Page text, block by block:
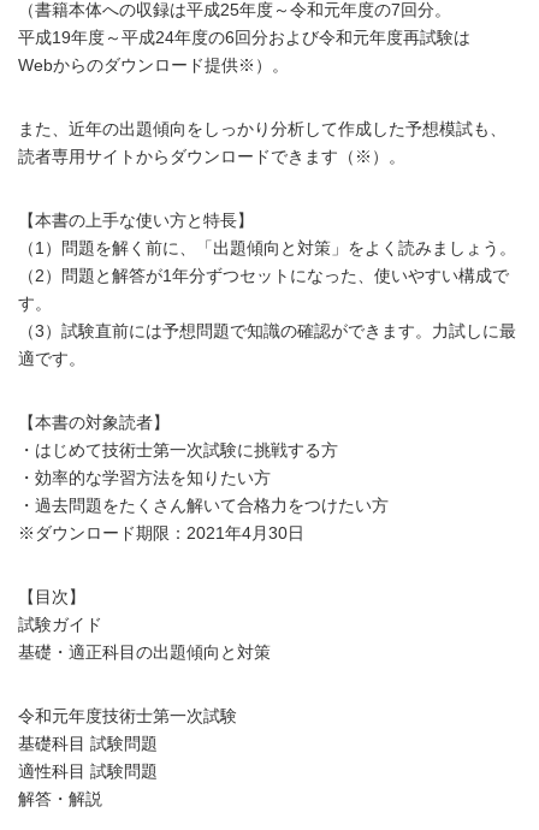
（書籍本体への収録は平成25年度～令和元年度の7回分。
平成19年度～平成24年度の6回分および令和元年度再試験は
Webからのダウンロード提供※）。
また、近年の出題傾向をしっかり分析して作成した予想模試も、
読者専用サイトからダウンロードできます（※）。
【本書の上手な使い方と特長】
（1）問題を解く前に、「出題傾向と対策」をよく読みましょう。
（2）問題と解答が1年分ずつセットになった、使いやすい構成で
す。
（3）試験直前には予想問題で知識の確認ができます。力試しに最
適です。
【本書の対象読者】
・はじめて技術士第一次試験に挑戦する方
・効率的な学習方法を知りたい方
・過去問題をたくさん解いて合格力をつけたい方
※ダウンロード期限：2021年4月30日
【目次】
試験ガイド
基礎・適正科目の出題傾向と対策
令和元年度技術士第一次試験
基礎科目 試験問題
適性科目 試験問題
解答・解説